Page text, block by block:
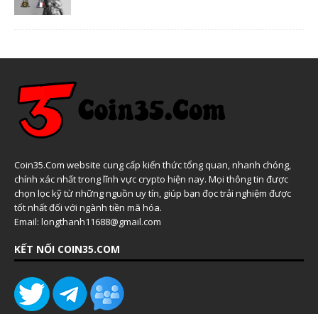
Coin35.Com website cung cấp kiến thức tổng quan, nhanh chóng,
chính xác nhất trong lĩnh vực crypto hiện nay. Mọi thông tin được
chọn lọc kỹ từ những nguồn uy tín, giúp bạn đọc trải nghiệm được
tốt nhất đối với ngành tiền mã hóa.
Email: longthanh11688@gmail.com
KẾT NỐI COIN35.COM